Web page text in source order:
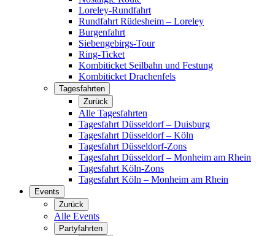
Loreley-Rundfahrt
Rundfahrt Rüdesheim – Loreley
Burgenfahrt
Siebengebirgs-Tour
Ring-Ticket
Kombiticket Seilbahn und Festung
Kombiticket Drachenfels
Tagesfahrten
Zurück
Alle Tagesfahrten
Tagesfahrt Düsseldorf – Duisburg
Tagesfahrt Düsseldorf – Köln
Tagesfahrt Düsseldorf-Zons
Tagesfahrt Düsseldorf – Monheim am Rhein
Tagesfahrt Köln-Zons
Tagesfahrt Köln – Monheim am Rhein
Events
Zurück
Alle Events
Partyfahrten